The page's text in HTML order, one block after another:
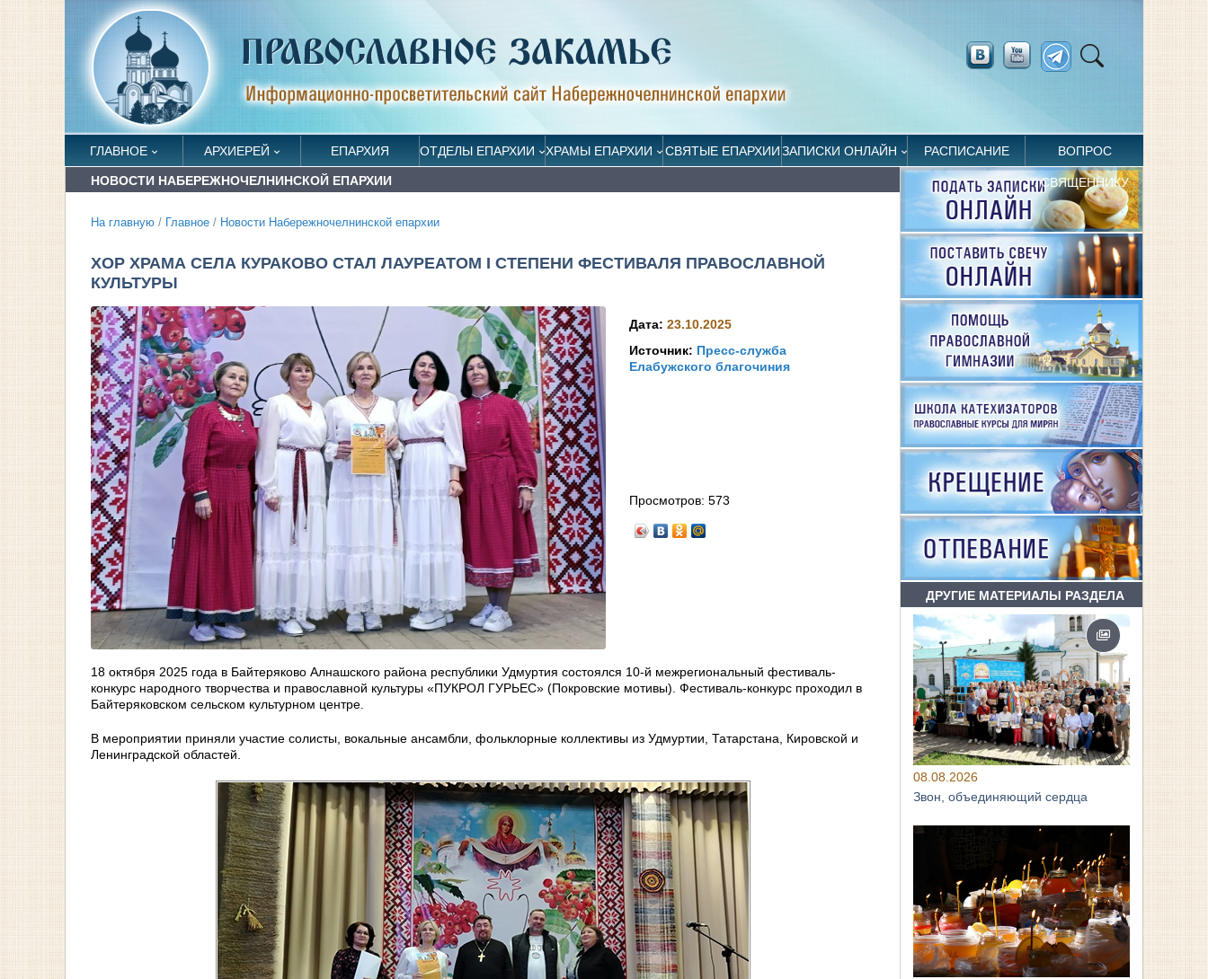
ГЛАВНОЕ АРХИЕРЕЙ ЕПАРХИЯ ОТДЕЛЫ ЕПАРХИИ ХРАМЫ ЕПАРХИИ СВЯТЫЕ ЕПАРХИИЗАПИСКИ ОНЛАЙН РАСПИСАНИЕ ВОПРОС
СВЯЩЕННИКУ
НОВОСТИ НАБЕРЕЖНОЧЕЛНИНСКОЙ ЕПАРХИИ
На главную / Главное / Новости Набережночелнинской епархии
ХОР ХРАМА СЕЛА КУРАКОВО СТАЛ ЛАУРЕАТОМ I СТЕПЕНИ ФЕСТИВАЛЯ ПРАВОСЛАВНОЙ
КУЛЬТУРЫ
Дата:23.10.2025
Источник: Пресс-служба
Елабужского благочиния
Просмотров:573
18 октября 2025 года в Байтеряково Алнашского района республики Удмуртия состоялся 10-й межрегиональный фестиваль-
конкурс народного творчества и православной культуры «ПУКРОЛ ГУРЬЕС» (Покровские мотивы). Фестиваль-конкурс проходил в
Байтеряковском сельском культурном центре.
В мероприятии приняли участие солисты, вокальные ансамбли, фольклорные коллективы из Удмуртии, Татарстана, Кировской и
Ленинградской областей.
ДРУГИЕ МАТЕРИАЛЫ РАЗДЕЛА
08.08.2026
Звон, объединяющий сердца